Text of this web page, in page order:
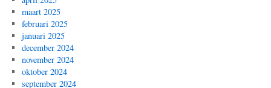
maart 2025
februari 2025
januari 2025
december 2024
november 2024
oktober 2024
september 2024